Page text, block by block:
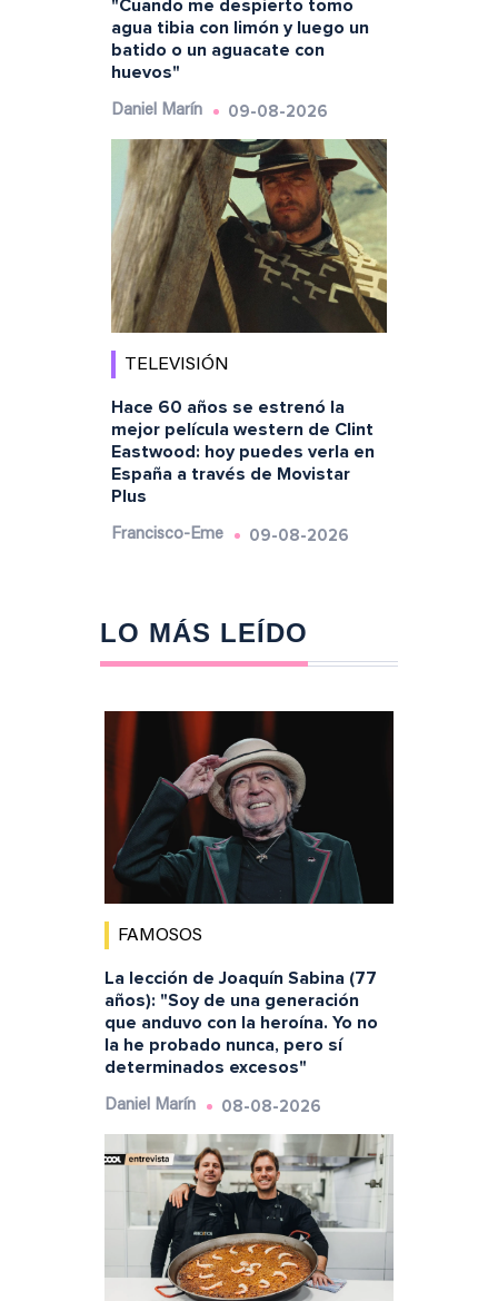
"Cuando me despierto tomo
agua tibia con limón y luego un
batido o un aguacate con
huevos"
Daniel Marín 09-08-2026
TELEVISIÓN
Hace 60 años se estrenó la
mejor película western de Clint
Eastwood: hoy puedes verla en
España a través de Movistar
Plus
Francisco-Eme 09-08-2026
LO MÁS LEÍDO
FAMOSOS
La lección de Joaquín Sabina (77
años): "Soy de una generación
que anduvo con la heroína. Yo no
la he probado nunca, pero sí
determinados excesos"
Daniel Marín 08-08-2026